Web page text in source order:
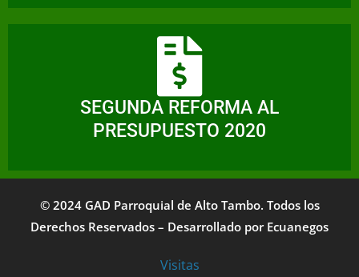
SEGUNDA REFORMA AL
PRESUPUESTO 2020
© 2024 GAD Parroquial de Alto Tambo. Todos los
Derechos Reservados – Desarrollado por Ecuanegos
Visitas